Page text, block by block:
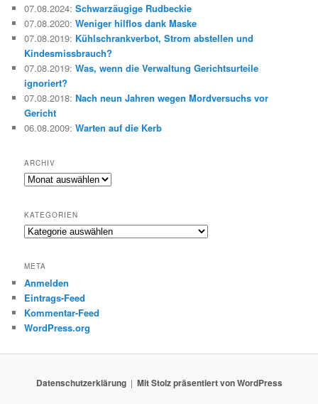
n
07.08.2024:Schwarzäugige Rudbeckie
07.08.2020:Weniger hilflos dank Maske
07.08.2019: Kühlschrankverbot, Strom abstellen und
Kindesmissbrauch?
07.08.2019:Was, wenn die Verwaltung Gerichtsurteile
ignoriert?
07.08.2018:Nach neun Jahren wegen Mordversuchs vor
Gericht
06.08.2009:Warten auf die Kerb
ARCHIV
Archiv
KATEGORIEN
Kategorien
META
Anmelden
Eintrags-Feed
Kommentar-Feed
WordPress.org
Datenschutzerklärung Mit Stolz präsentiert von WordPress